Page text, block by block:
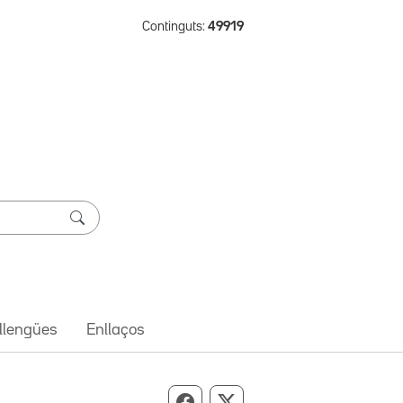
Continguts: 49919
Enllaços